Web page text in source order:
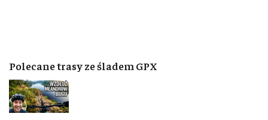
Polecane trasy ze śladem GPX